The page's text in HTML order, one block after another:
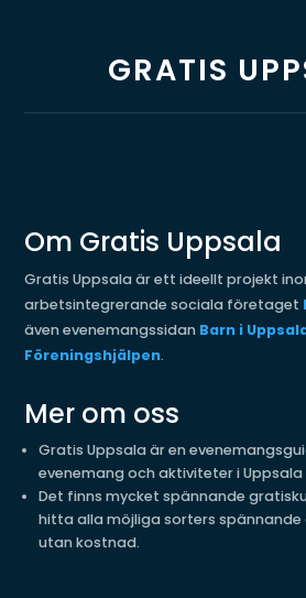
GRATIS
Om Gratis Uppsala
Gratis Uppsala är ett ideellt projekt
arbetsintegrerande sociala företaget
även evenemangssidan Barn i
Föreningshjälpen.
Mer om oss
Gratis Uppsala är en
evenemang och aktiviteter i Uppsala
Det finns mycket spännande
hitta alla möjliga sorters
utan kostnad.